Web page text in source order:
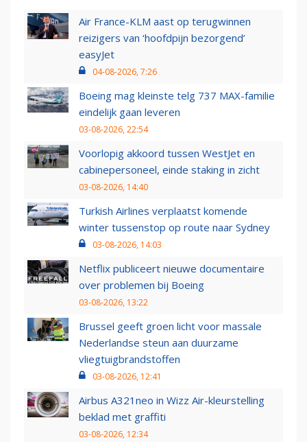
Air France-KLM aast op terugwinnen
reizigers van ‘hoofdpijn bezorgend’
easyJet
04-08-2026, 7:26
Boeing mag kleinste telg 737 MAX-familie
eindelijk gaan leveren
03-08-2026, 22:54
Voorlopig akkoord tussen WestJet en
cabinepersoneel, einde staking in zicht
03-08-2026, 14:40
Turkish Airlines verplaatst komende
winter tussenstop op route naar Sydney
03-08-2026, 14:03
Netflix publiceert nieuwe documentaire
over problemen bij Boeing
03-08-2026, 13:22
Brussel geeft groen licht voor massale
Nederlandse steun aan duurzame
vliegtuigbrandstoffen
03-08-2026, 12:41
Airbus A321neo in Wizz Air-kleurstelling
beklad met graffiti
03-08-2026, 12:34